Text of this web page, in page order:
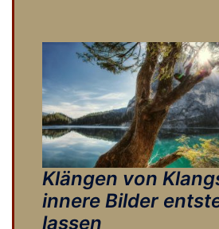
Klängen von
innere Bilder
lassen